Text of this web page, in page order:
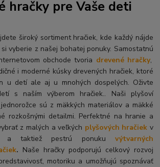
hračky pre Vaše deti
široký sortiment hračiek, kde každý nájde
vyberie z našej bohatej ponuky. Samostatnú
obchode tvoria drevené hračky,
i moderné kúsky drevených hračiek, ktoré
u detí ale aj u mnohých dospelých. Oživte
s naším výberom hračiek.. Naši plyšoví
sú z mäkkých materiálov a mäkké
rozkošnými detailmi. Perfektné na hranie a
z malých a veľkých plyšových hračiek v
a taktiež pestrú ponuku výtvarných
. Naše hračky podporujú celkový rozvoj
motoriku a umožňujú spoznávať